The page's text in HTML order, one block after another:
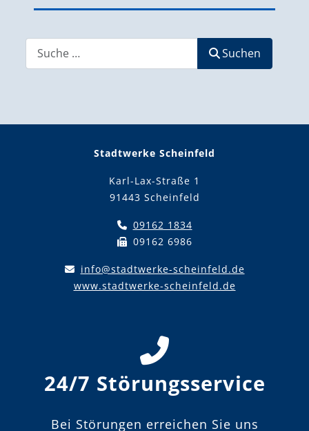
Suchen
Suchen
Stadtwerke Scheinfeld
Karl-Lax-Straße 1
91443 Scheinfeld
09162 1834
09162 6986
info@stadtwerke-scheinfeld.de
www.stadtwerke-scheinfeld.de
24/7 Störungsservice
Bei Störungen erreichen Sie uns